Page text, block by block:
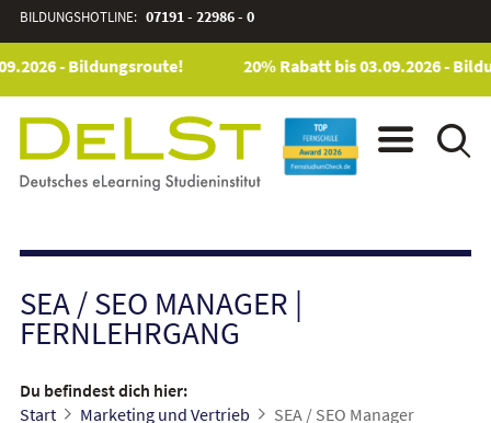
BILDUNGSHOTLINE: 07191 - 22986 - 0
- Bildungsroute! 20% Rabatt bis 03.09.2026 -
SEA / SEO MANAGER |
FERNLEHRGANG
Du befindest dich hier:
Start
Marketing und Vertrieb SEA / SEO Manager